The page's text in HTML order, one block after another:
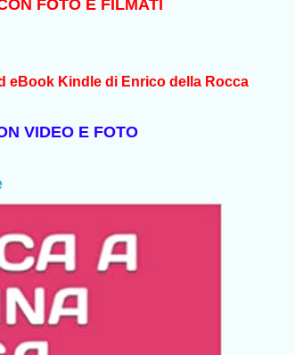
FOTO E FILMATI
eBook Kindle di Enrico della Rocca
VIDEO E FOTO